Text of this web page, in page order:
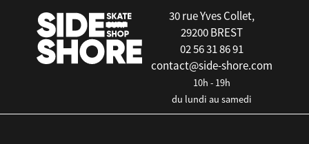
30 rue Yves Collet,
29200 BREST
02 56 31 86 91
contact@side-shore.com
10h - 19h
du lundi au samedi